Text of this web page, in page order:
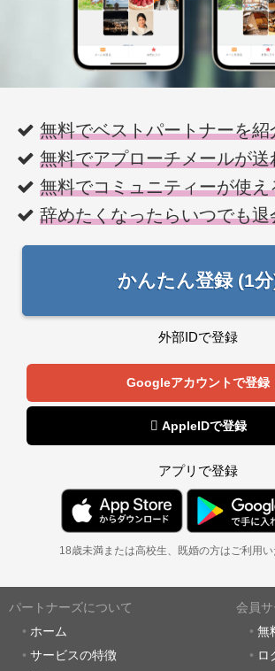
無料でベストパートナーを紹
無料でアプローチメールが送
無料でコミュニティーが使え
辞めたくなったらいつでも退
かんたん登録 (1
外部IDで登録
Googleアカウントで登録
 AppleIDで登録
アプリで登録
18歳未満または高校生、既婚の方はご利用
パートナーズについて
ホーム
サービスの特徴
会員サ
無
ロ